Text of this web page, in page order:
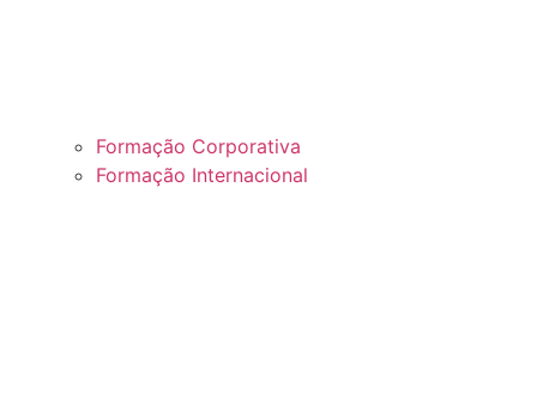
Formação Corporativa
Formação Internacional